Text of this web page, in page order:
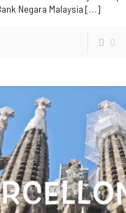
Negara Malaysia […]
0